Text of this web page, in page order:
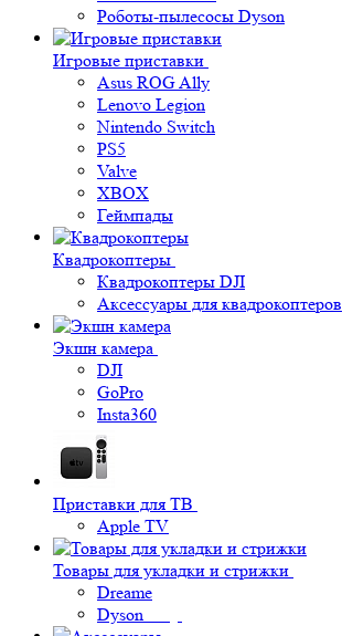
Роботы-пылесосы Dyson
Игровые приставки
Asus ROG Ally
Lenovo Legion
Nintendo Switch
PS5
Valve
XBOX
Геймпады
Квадрокоптеры
Квадрокоптеры DJI
Аксессуары для квадрокоптеров
Экшн камера
DJI
GoPro
Insta360
Приставки для ТВ
Apple TV
Товары для укладки и стрижки
Dreame
Dyson